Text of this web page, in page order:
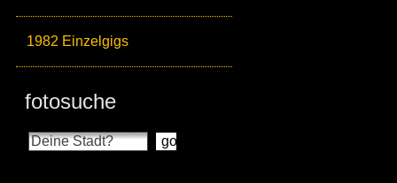
1982 Einzelgigs
fotosuche